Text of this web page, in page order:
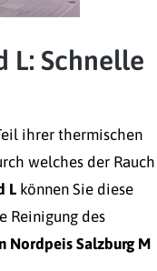
L: Schnelle
ihrer thermischen
welches der Rauch
L können Sie diese
Reinigung des
Nordpeis Salzburg M